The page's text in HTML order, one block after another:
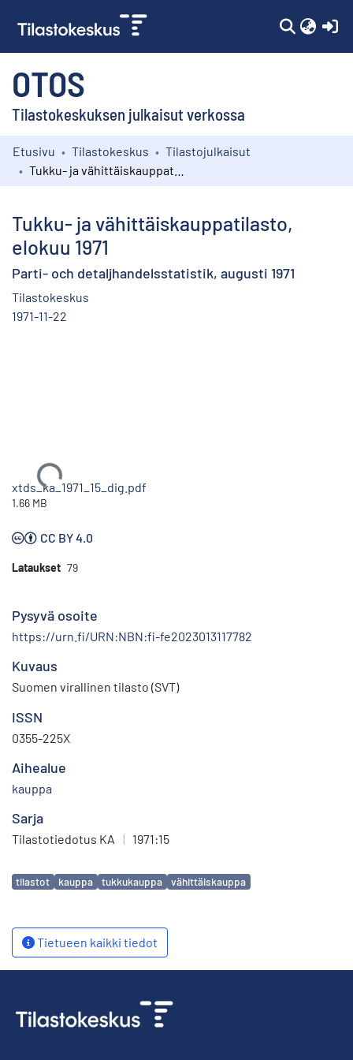
OTOS
Tilastokeskuksen julkaisut verkossa
Kokoelmat
Etusivu Tilastokeskus
Tilastojulkaisut
Tukku- ja vähittäiskauppatilasto,
elokuu 1971
Parti- och detaljhandelsstatistik, augusti 1971
Tilastokeskus
1971-11-22
Ladataan...
xtds_ka_1971_15_dig.pdf
1.66 MB
CC BY 4.0
Lataukset 79
Pysyvä osoite
https://urn.fi/URN:NBN:fi-fe2023013117782
Kuvaus
Suomen virallinen tilasto (SVT)
ISSN
0355-225X
Aihealue
kauppa
Sarja
Tilastotiedotus KA | 1971:15
Avainsanat
tilastot kauppa tukkukauppa vähittäiskauppa
Tietueen kaikki tiedot